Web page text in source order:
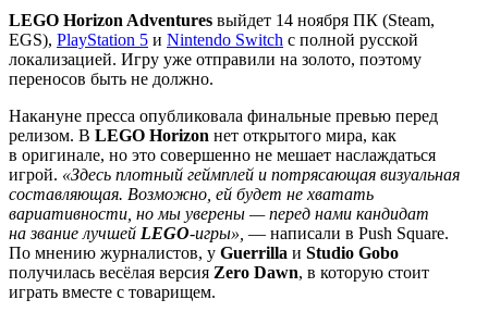
LEGO Horizon Adventures выйдет 14 ноября ПК (Steam,
EGS), PlayStation 5 и Nintendo Switch с полной русской
локализацией. Игру уже отправили на золото, поэтому
переносов быть не должно.
Накануне пресса опубликовала финальные превью перед
релизом. В LEGO Horizon нет открытого мира, как
в оригинале, но это совершенно не мешает наслаждаться
игрой. «Здесь плотный геймплей и потрясающая визуальная
составляющая. Возможно, ей будет не хватать
вариативности, но мы уверены — перед нами кандидат
на звание лучшей LEGO-игры», — написали в Push Square.
По мнению журналистов, у Guerrilla и Studio Gobo
получилась весёлая версия Zero Dawn, в которую стоит
играть вместе с товарищем.